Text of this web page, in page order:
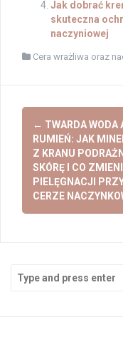
Jak dobrać
skuteczna
naczyniowej
Cera wrażliwa oraz
Post
navigation
← TWARDA WODA
RUMIEŃ: JAK
Z KRANU
SKÓRĘ I CO
PIELĘGNACJI
CERZE
for: